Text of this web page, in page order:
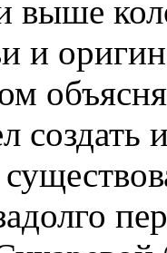
выше
и
создать